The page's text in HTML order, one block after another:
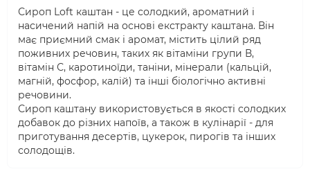
Сироп Loft каштан - це солодкий, ароматний і
насичений напій на основі екстракту каштана. Він
має приємний смак і аромат, містить цілий ряд
поживних речовин, таких як вітаміни групи В,
вітамін С, каротиноїди, таніни, мінерали (кальцій,
магній, фосфор, калій) та інші біологічно активні
речовини.
Сироп каштану використовується в якості солодких
добавок до різних напоїв, а також в кулінарії - для
приготування десертів, цукерок, пирогів та інших
солодощів.